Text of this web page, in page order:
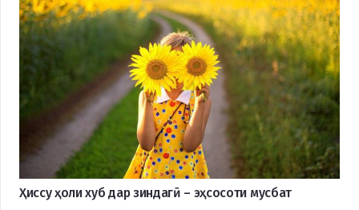
Ҳиссу ҳоли хуб дар зиндагӣ – эҳсосоти мусбат